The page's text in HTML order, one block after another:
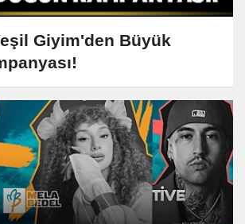
Giyim'den Büyük